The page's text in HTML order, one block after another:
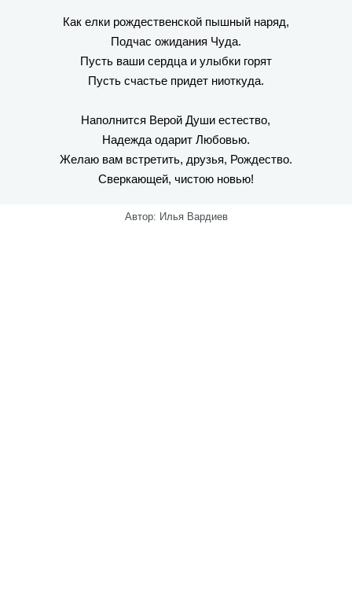
Как елки рождественской пышный наряд,
Подчас ожидания Чуда.
Пусть ваши сердца и улыбки горят
Пусть счастье придет ниоткуда.
Наполнится Верой Души естество,
Надежда одарит Любовью.
Желаю вам встретить, друзья, Рождество.
Сверкающей, чистою новью!
Автор: Илья Вардиев